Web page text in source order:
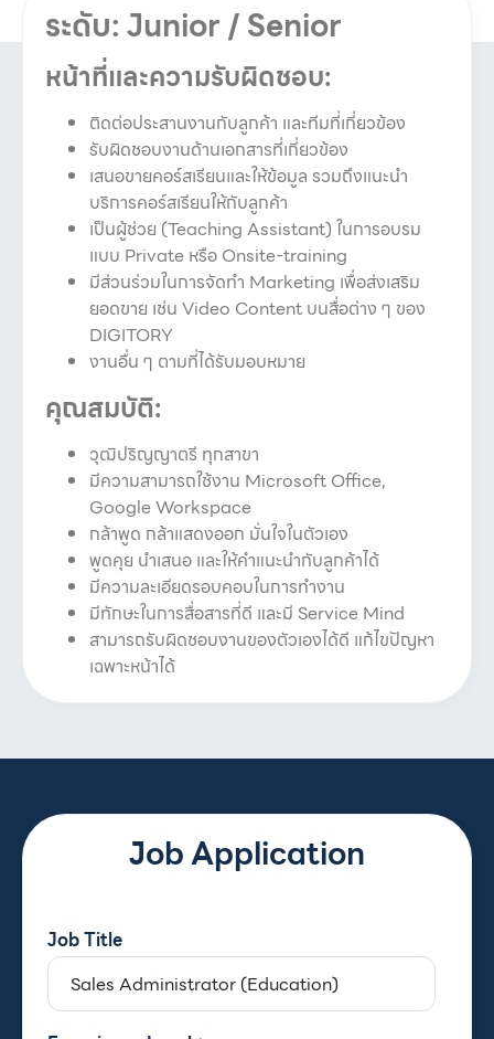
ระดับ: Junior / Senior
หน้าที่และความรับผิดชอบ:
ติดต่อประสานงานกับลูกค้า และทีมที่เกี่ยวข้อง
รับผิดชอบงานด้านเอกสารที่เกี่ยวข้อง
เสนอขายคอร์สเรียนและให้ข้อมูล รวมถึงแนะนำ
บริการคอร์สเรียนให้กับลูกค้า
เป็นผู้ช่วย (Teaching Assistant) ในการอบรม
แบบ Private หรือ Onsite-training
มีส่วนร่วมในการจัดทำ Marketing เพื่อส่งเสริม
ยอดขาย เช่น Video Content บนสื่อต่าง ๆ ของ
DIGITORY
งานอื่น ๆ ตามที่ได้รับมอบหมาย
คุณสมบัติ:
วุฒิปริญญาตรี ทุกสาขา
มีความสามารถใช้งาน Microsoft Office,
Google Workspace
กล้าพูด กล้าแสดงออก มั่นใจในตัวเอง
พูดคุย นำเสนอ และให้คำแนะนำกับลูกค้าได้
มีความละเอียดรอบคอบในการทำงาน
มีทักษะในการสื่อสารที่ดี และมี Service Mind
สามารถรับผิดชอบงานของตัวเองได้ดี แก้ไขปัญหา
เฉพาะหน้าได้
Job Application
Job Title